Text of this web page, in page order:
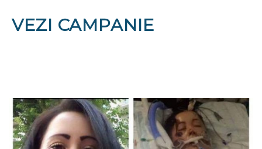
VEZI CAMPANIE